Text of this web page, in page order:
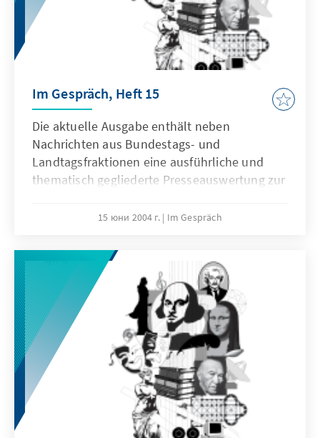
Im Gespräch, Heft 15
Die aktuelle Ausgabe enthält neben
Nachrichten aus Bundestags- und
Landtagsfraktionen eine ausführliche und
thematisch gegliederte Presseauswertung zur
bis Juni 2004.15 юни 2004 г. Im Gespräch